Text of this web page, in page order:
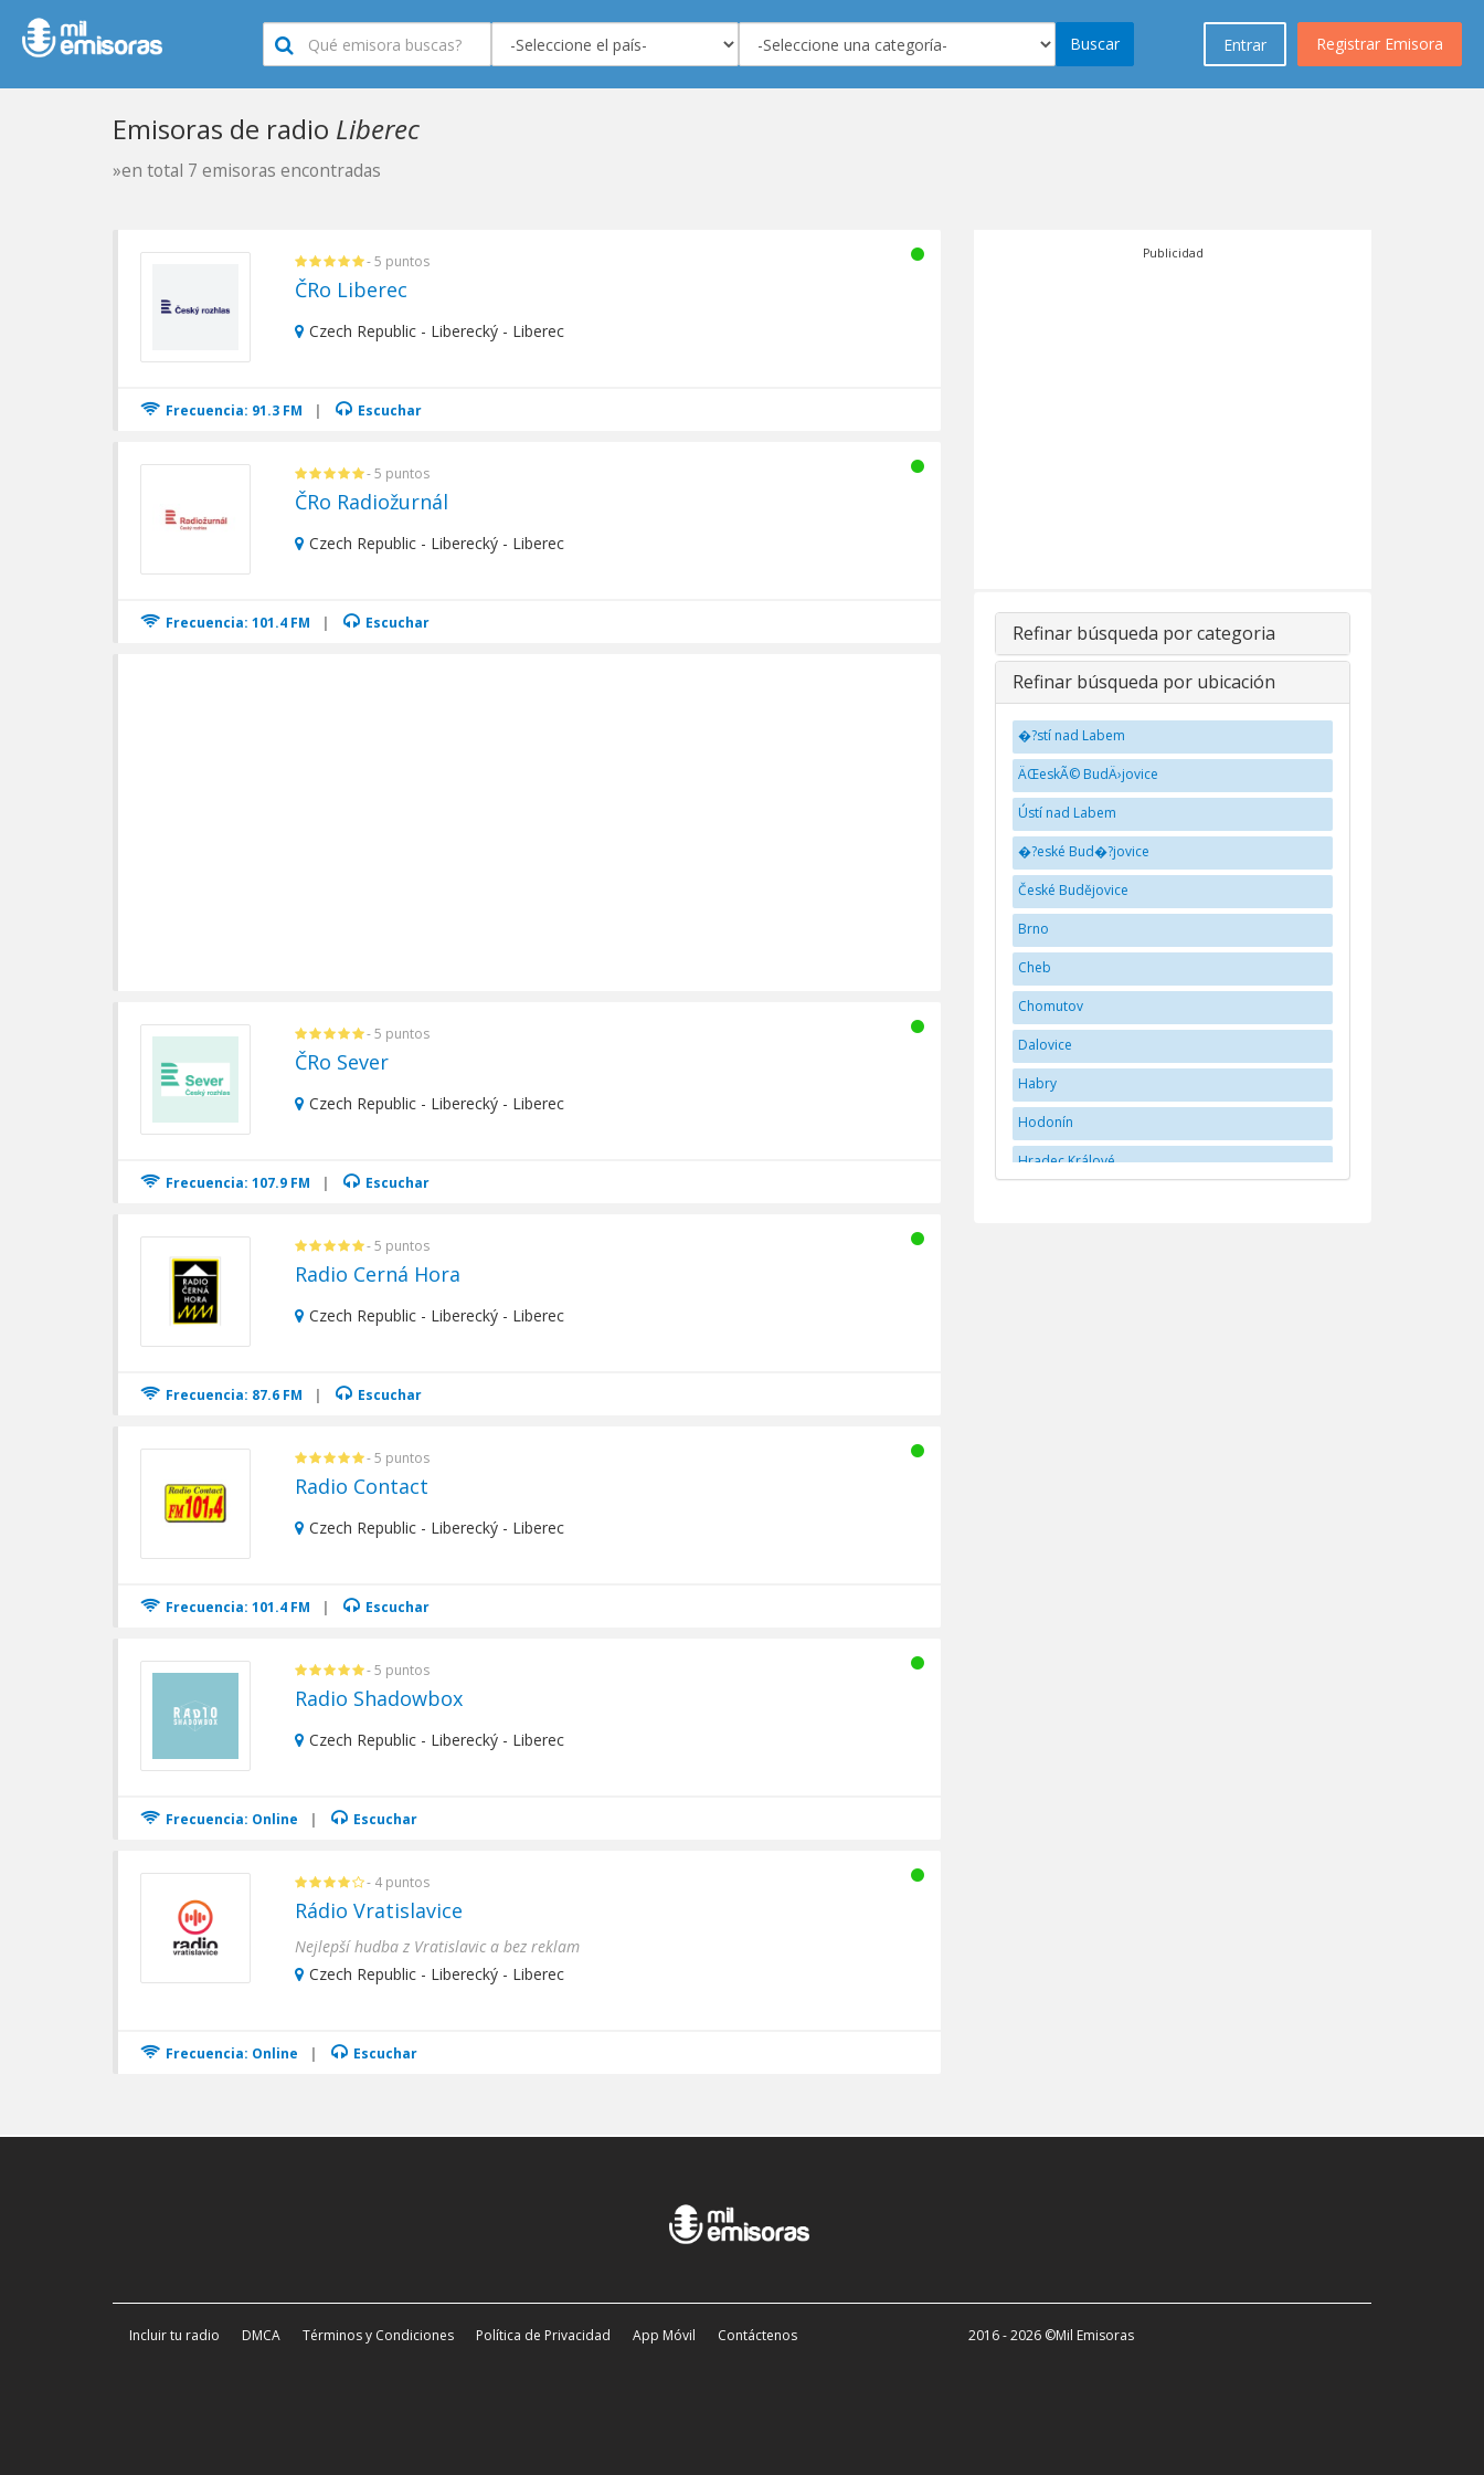
Registrar Emisora
Entrar
Buscar
Emisoras de radio Liberec
»en total 7 emisoras encontradas
- 5 puntos
ČRo Liberec
Czech Republic - Liberecký - Liberec
Frecuencia: 91.3 FM | Escuchar
- 5 puntos
ČRo Radiožurnál
Czech Republic - Liberecký - Liberec
Frecuencia: 101.4 FM | Escuchar
- 5 puntos
ČRo Sever
Czech Republic - Liberecký - Liberec
Frecuencia: 107.9 FM | Escuchar
- 5 puntos
Radio Cerná Hora
Czech Republic - Liberecký - Liberec
Frecuencia: 87.6 FM | Escuchar
- 5 puntos
Radio Contact
Czech Republic - Liberecký - Liberec
Frecuencia: 101.4 FM | Escuchar
- 5 puntos
Radio Shadowbox
Czech Republic - Liberecký - Liberec
Frecuencia: Online | Escuchar
- 4 puntos
Rádio Vratislavice
Nejlepší hudba z Vratislavic a bez reklam
Czech Republic - Liberecký - Liberec
Frecuencia: Online | Escuchar
Publicidad
Refinar búsqueda por categoria
Refinar búsqueda por ubicación
�?stí nad Labem
ÄŒeskÃ© BudÄ›jovice
Ústí nad Labem
�?eské Bud�?jovice
České Budějovice
Brno
Cheb
Chomutov
Dalovice
Habry
Hodonín
Hradec Králové
Incluir tu radio DMCA Términos y Condiciones Política de Privacidad App Móvil Contáctenos 2016 - 2026 ©Mil Emisoras